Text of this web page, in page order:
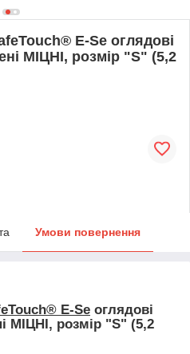
E-Se оглядові
МІЦНІ, розмір "S" (5,2
Умови повернення
E-Se оглядові
МІЦНІ, розмір "S" (5,2